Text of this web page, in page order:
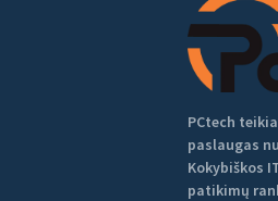
PCtech
paslaugas
Kokybiškos
patikimų